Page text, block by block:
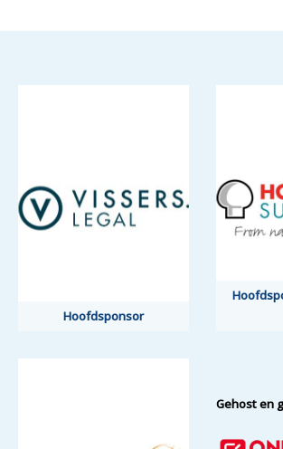
Hoofdsponsor
Gehost en